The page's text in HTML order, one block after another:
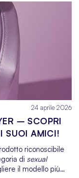
routine
24 aprile 2026
– SCOPRI
SUOI AMICI!
riconoscibile
di sexual
il modello più